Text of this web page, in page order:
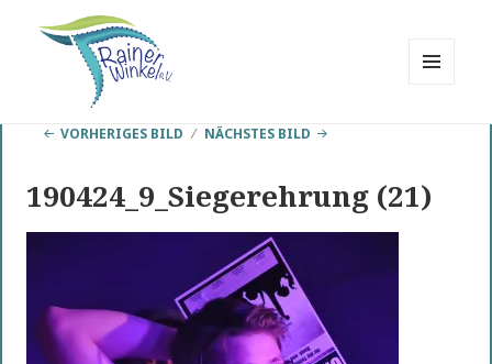
Rainer Winkel
VORHERIGES BILD NÄCHSTES BILD
190424_9_Siegerehrung (21)